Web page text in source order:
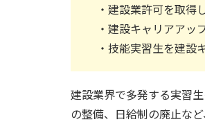
・建設業許可を取得
・建設キャリアアッ
・技能実習生を建設
建設業界で多発する実習
の整備、日給制の廃止な